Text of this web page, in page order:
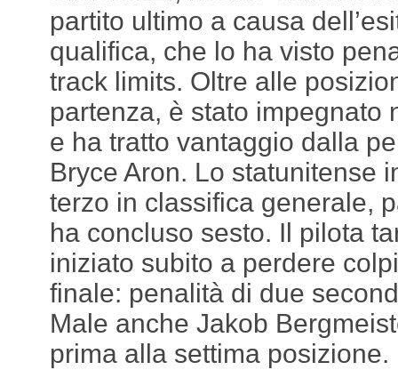
partito ultimo a causa
qualifica, che lo ha visto
track limits. Oltre alle
partenza, è stato impegnato
e ha tratto vantaggio dalla
Bryce Aron. Lo statunitense
terzo in classifica generale,
ha concluso sesto. Il pilota
iniziato subito a perdere
finale: penalità di due
Male anche Jakob
prima alla settima posizione.